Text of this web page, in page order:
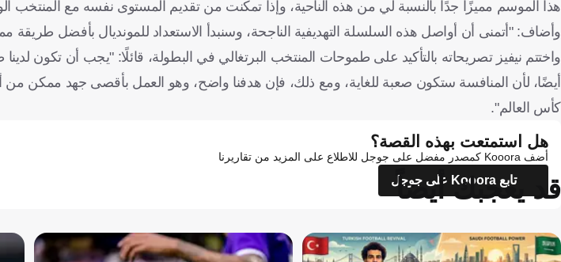
هذا الموسم مميزًا جدًا بالنسبة لي من هذه الناحية، وإذا تمكنت من تقديم المستوى نفسه مع المنتخب
وأضاف: "أتمنى أن أواصل هذه السلسلة التهديفية الناجحة، وسنبدأ الاستعداد للمونديال بأفضل طريقة
واختتم نيفيز تصريحاته بالتأكيد على طموحات المنتخب البرتغالي في البطولة، قائلًا: "يجب أن تكون
كأس العالم".
هل استمتعت بهذه القصة؟
أضف Kooora كمصدر مفضل على جوجل للاطلاع على المزيد من تقاريرنا
تابع Kooora على جوجل
قد يعجبك أيضاً